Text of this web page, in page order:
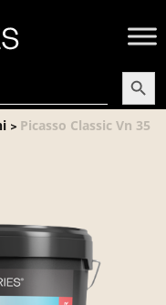
Search
> Picasso Classic Vn 35